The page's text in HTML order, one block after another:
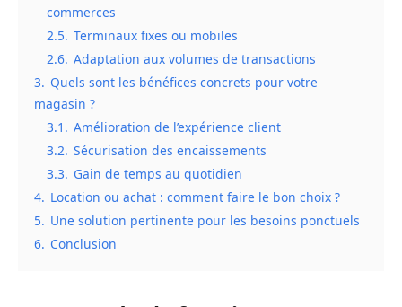
commerces
2.5. Terminaux fixes ou mobiles
2.6. Adaptation aux volumes de transactions
3. Quels sont les bénéfices concrets pour votre
magasin ?
3.1. Amélioration de l’expérience client
3.2. Sécurisation des encaissements
3.3. Gain de temps au quotidien
4. Location ou achat : comment faire le bon choix ?
5. Une solution pertinente pour les besoins ponctuels
6. Conclusion